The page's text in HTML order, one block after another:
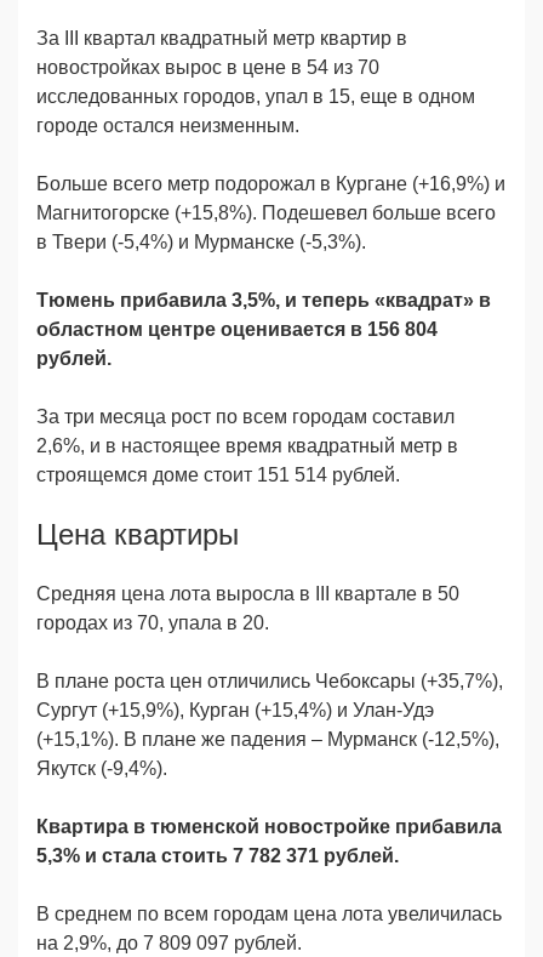
За III квартал квадратный метр квартир в
новостройках вырос в цене в 54 из 70
исследованных городов, упал в 15, еще в одном
городе остался неизменным.
Больше всего метр подорожал в Кургане (+16,9%) и
Магнитогорске (+15,8%). Подешевел больше всего
в Твери (-5,4%) и Мурманске (-5,3%).
Тюмень прибавила 3,5%, и теперь «квадрат» в
областном центре оценивается в 156 804
рублей.
За три месяца рост по всем городам составил
2,6%, и в настоящее время квадратный метр в
строящемся доме стоит 151 514 рублей.
Цена квартиры
Средняя цена лота выросла в III квартале в 50
городах из 70, упала в 20.
В плане роста цен отличились Чебоксары (+35,7%),
Сургут (+15,9%), Курган (+15,4%) и Улан-Удэ
(+15,1%). В плане же падения – Мурманск (-12,5%),
Якутск (-9,4%).
Квартира в тюменской новостройке прибавила
5,3% и стала стоить 7 782 371 рублей.
В среднем по всем городам цена лота увеличилась
на 2,9%, до 7 809 097 рублей.